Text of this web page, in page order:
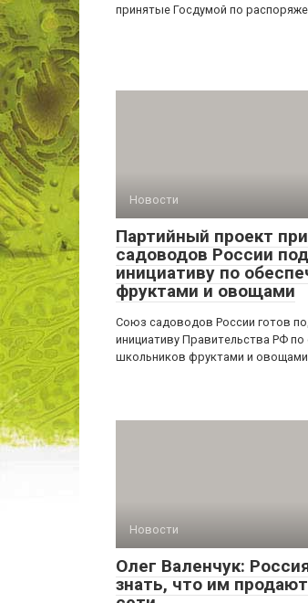
принятые Госдумой по
Новости
Партийный проект
садоводов России
инициативу по
фруктами и овощами
Союз садоводов России готов
инициативу Правительства РФ
школьников фруктами и овощами
Новости
Олег Валенчук:
знать, что им